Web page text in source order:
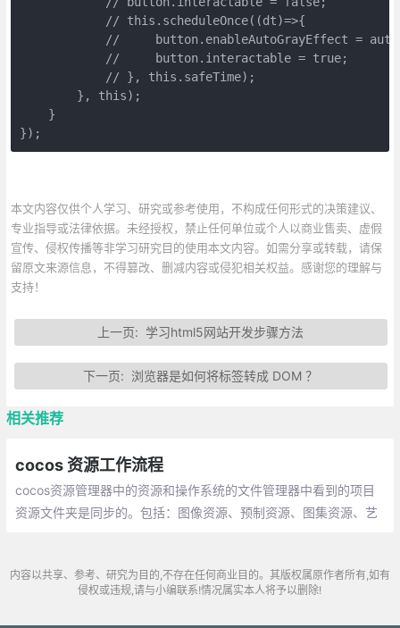
            // this.scheduleOnce((dt)=>{
//     button.enableAutoGrayEffect =
            //     button.interactable = true;
            // }, this.safeTime);
        }, this);
    }
});
本文内容仅供个人学习、研究或参考使用，不构成任何形式的决策建议、
专业指导或法律依据。未经授权，禁止任何单位或个人以商业售卖、虚假
宣传、侵权传播等非学习研究目的使用本文内容。如需分享或转载，请保
留原文来源信息，不得篡改、删减内容或侵犯相关权益。感谢您的理解与
支持！
上一页: 学习html5网站开发步骤方法
下一页: 浏览器是如何将标签转成 DOM ？
相关推荐
cocos 资源工作流程
cocos资源管理器中的资源和操作系统的文件管理器中看到的项目
资源文件夹是同步的。包括：图像资源、预制资源、图集资源、艺
内容以共享、参考、研究为目的,不存在任何商业目的。其版权属原作者所有,如有
侵权或违规,请与小编联系!情况属实本人将予以删除!